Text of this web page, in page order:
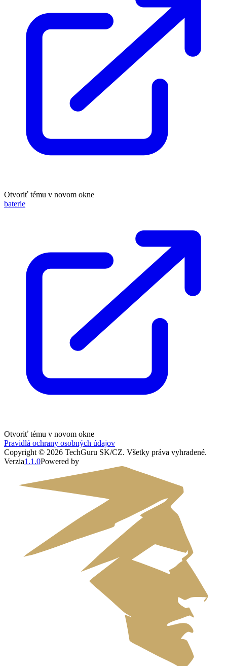
Otvoriť tému v novom okne
baterie
Otvoriť tému v novom okne
Pravidlá ochrany osobných údajov
Copyright © 2026 TechGuru SK/CZ. Všetky práva vyhradené.
Verzia1.1.0Powered by